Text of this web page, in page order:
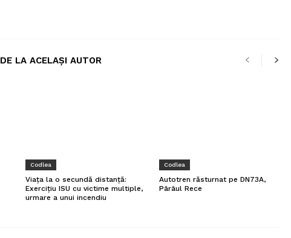
DE LA ACELAȘI AUTOR
Codlea
Viața la o secundă distanță:
Exercițiu ISU cu victime multiple,
urmare a unui incendiu
Codlea
Autotren răsturnat pe DN73A,
Pârâul Rece